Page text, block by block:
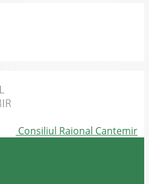
Consiliul Raional Cantemir